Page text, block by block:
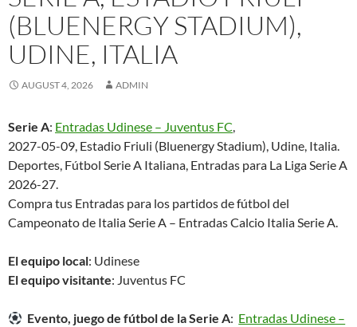
(BLUENERGY STADIUM),
UDINE, ITALIA
AUGUST 4, 2026 ADMIN
Serie A: Entradas Udinese – Juventus FC,
2027-05-09, Estadio Friuli (Bluenergy Stadium), Udine, Italia.
Deportes, Fútbol Serie A Italiana, Entradas para La Liga Serie A
2026-27.
Compra tus Entradas para los partidos de fútbol del
Campeonato de Italia Serie A – Entradas Calcio Italia Serie A.
El equipo local: Udinese
El equipo visitante: Juventus FC
Evento, juego de fútbol de la Serie A: Entradas Udinese –